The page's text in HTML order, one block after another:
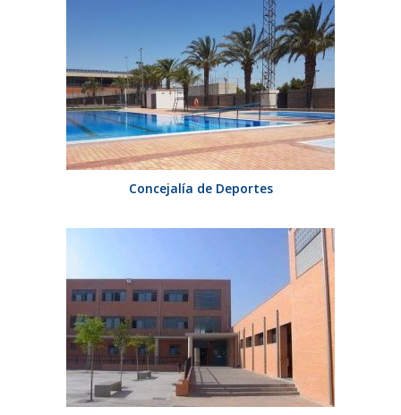
Concejalía de Deportes